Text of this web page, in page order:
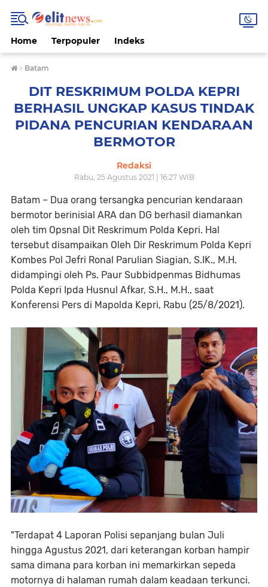
Home Terpopuler Indeks
› Batam
DIT RESKRIMUM POLDA KEPRI
BERHASIL UNGKAP KASUS TINDAK
PIDANA PENCURIAN KENDARAAN
BERMOTOR
Redaksi
Rabu, 25 Agustus 2021 | 16:27 WIB
Batam – Dua orang tersangka pencurian kendaraan
bermotor berinisial ARA dan DG berhasil diamankan
oleh tim Opsnal Dit Reskrimum Polda Kepri. Hal
tersebut disampaikan Oleh Dir Reskrimum Polda Kepri
Kombes Pol Jefri Ronal Parulian Siagian, S.IK., M.H.
didampingi oleh Ps. Paur Subbidpenmas Bidhumas
Polda Kepri Ipda Husnul Afkar, S.H., M.H., saat
Konferensi Pers di Mapolda Kepri, Rabu (25/8/2021).
"Terdapat 4 Laporan Polisi sepanjang bulan Juli
hingga Agustus 2021, dari keterangan korban hampir
sama dimana para korban ini memarkirkan sepeda
motornya di halaman rumah dalam keadaan terkunci.